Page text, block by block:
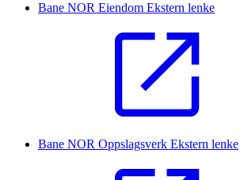
Bane NOR Eiendom Ekstern lenke
Bane NOR Oppslagsverk Ekstern lenke